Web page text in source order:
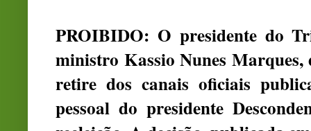
PROIBIDO: O presidente do
ministro Kassio Nunes
retire dos canais oficiais
pessoal do presidente